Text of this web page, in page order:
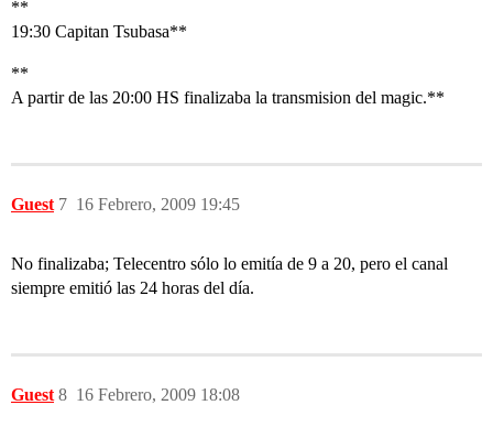
**
19:30 Capitan Tsubasa**
**
A partir de las 20:00 HS finalizaba la transmision del magic.**
Guest 16 Febrero, 2009 19:45
7
No finalizaba; Telecentro sólo lo emitía de 9 a 20, pero el canal
siempre emitió las 24 horas del día.
Guest 16 Febrero, 2009 18:08
8